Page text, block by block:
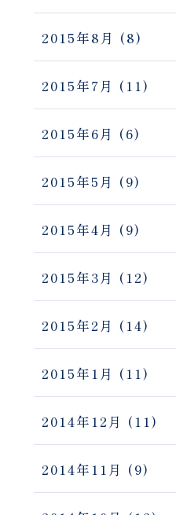
2015年8月 (8)
2015年7月 (11)
2015年6月 (6)
2015年5月 (9)
2015年4月 (9)
2015年3月 (12)
2015年2月 (14)
2015年1月 (11)
2014年12月 (11)
2014年11月 (9)